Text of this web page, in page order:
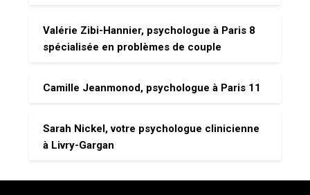
Valérie Zibi-Hannier, psychologue à Paris 8
spécialisée en problèmes de couple
Camille Jeanmonod, psychologue à Paris 11
Sarah Nickel, votre psychologue clinicienne
à Livry-Gargan